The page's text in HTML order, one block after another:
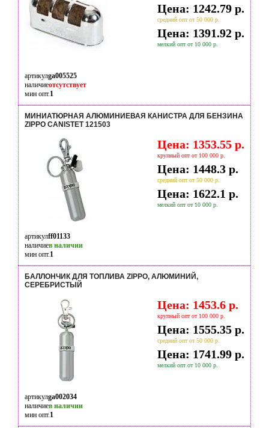
Цена: 1242.79 р.
средний опт от 50 000 р.
Цена: 1391.92 р.
мелкий опт от 10 000 р.
артикулga005525
наличиеотсутствует
мин опт.1
МИНИАТЮРНАЯ АЛЮМИНИЕВАЯ КАНИСТРА ДЛЯ БЕНЗИНА
ZIPPO CANISTET 121503
Цена: 1353.55 р.
крупный опт от 100 000 р.
Цена: 1448.3 р.
средний опт от 50 000 р.
Цена: 1622.1 р.
мелкий опт от 10 000 р.
артикулff01133
наличиев наличии
мин опт.1
БАЛЛОНЧИК ДЛЯ ТОПЛИВА ZIPPO, АЛЮМИНИЙ,
СЕРЕБРИСТЫЙ
Цена: 1453.6 р.
крупный опт от 100 000 р.
Цена: 1555.35 р.
средний опт от 50 000 р.
Цена: 1741.99 р.
мелкий опт от 10 000 р.
артикулga002034
наличиев наличии
мин опт.1